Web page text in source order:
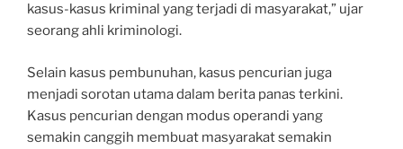
kasus-kasus kriminal yang terjadi di masyarakat,” ujar
seorang ahli kriminologi.
Selain kasus pembunuhan, kasus pencurian juga
menjadi sorotan utama dalam berita panas terkini.
Kasus pencurian dengan modus operandi yang
semakin canggih membuat masyarakat semakin